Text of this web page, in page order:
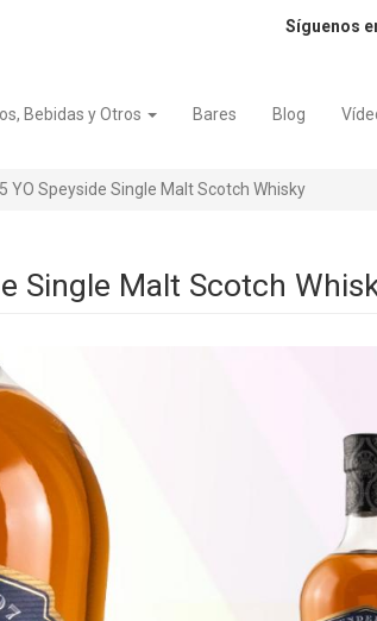
Bebidas y Otros Bares Blog
YO Speyside Single Malt Scotch Whisky
Single Malt Scotch